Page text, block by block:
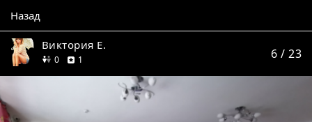
Назад
Виктория Е.
0друзей
1 6 / 23